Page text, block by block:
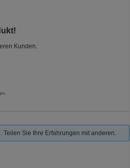
5 Sternen
Kunden.
Teilen Sie Ihre Erfahrungen mit anderen.